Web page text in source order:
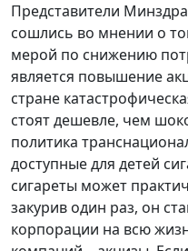
Представители
сошлись во мнении о
мерой по снижению
является повышение
стране
стоят дешевле, чем
политика
доступные для детей
сигареты может
закурив один раз, он
корпорации на всю